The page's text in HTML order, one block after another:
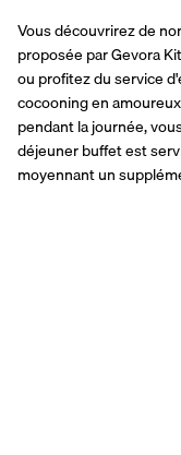
Vous découvrirez de
proposée par Gevora
ou profitez du service
cocooning en
pendant la journée,
déjeuner buffet est servi
moyennant un